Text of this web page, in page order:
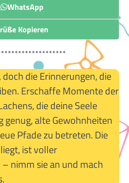
WhatsApp
Kopieren
die Erinnerungen, die
Erschaffe Momente der
die deine Seele
genug, alte Gewohnheiten
Pfade zu betreten. Die
ist voller
nimm sie an und mach